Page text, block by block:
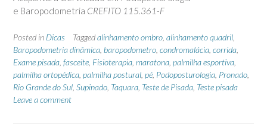
e Baropodometria CREFITO 115.361-F
Posted in Dicas Taggedalinhamento ombro alinhamento quadril
Baropodometria dinâmica baropodometro condromalácia corrida
Exame pisada fasceite Fisioterapia maratona palmilha esportiva
palmilha ortopédica palmilha postural pé Podoposturologia Pronado
Rio Grande do Sul Supinado Taquara Teste de Pisada Teste pisada
Leave a comment